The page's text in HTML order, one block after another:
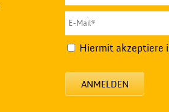
Hiermit akzeptiere
ANMELDEN